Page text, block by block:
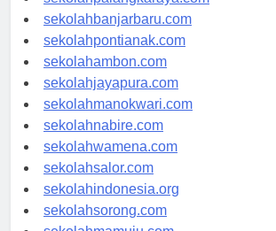
sekolahbanjarbaru.com
sekolahpontianak.com
sekolahambon.com
sekolahjayapura.com
sekolahmanokwari.com
sekolahnabire.com
sekolahwamena.com
sekolahsalor.com
sekolahindonesia.org
sekolahsorong.com